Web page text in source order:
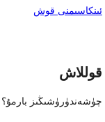
باھالاش
يۇلتۇز
ئىنكاسىمنى قوش
قوللاش
چۈشەندۈرۈشىڭىز بارمۇ؟